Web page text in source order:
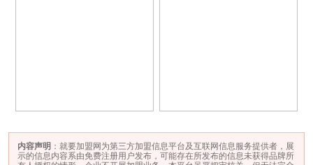
内容声明 ：就要加盟网为第三方加盟信息平台及互联网信息服务提供者，展
示的信息内容系由免费注册用户发布，可能存在所发布的信息未获得品牌所